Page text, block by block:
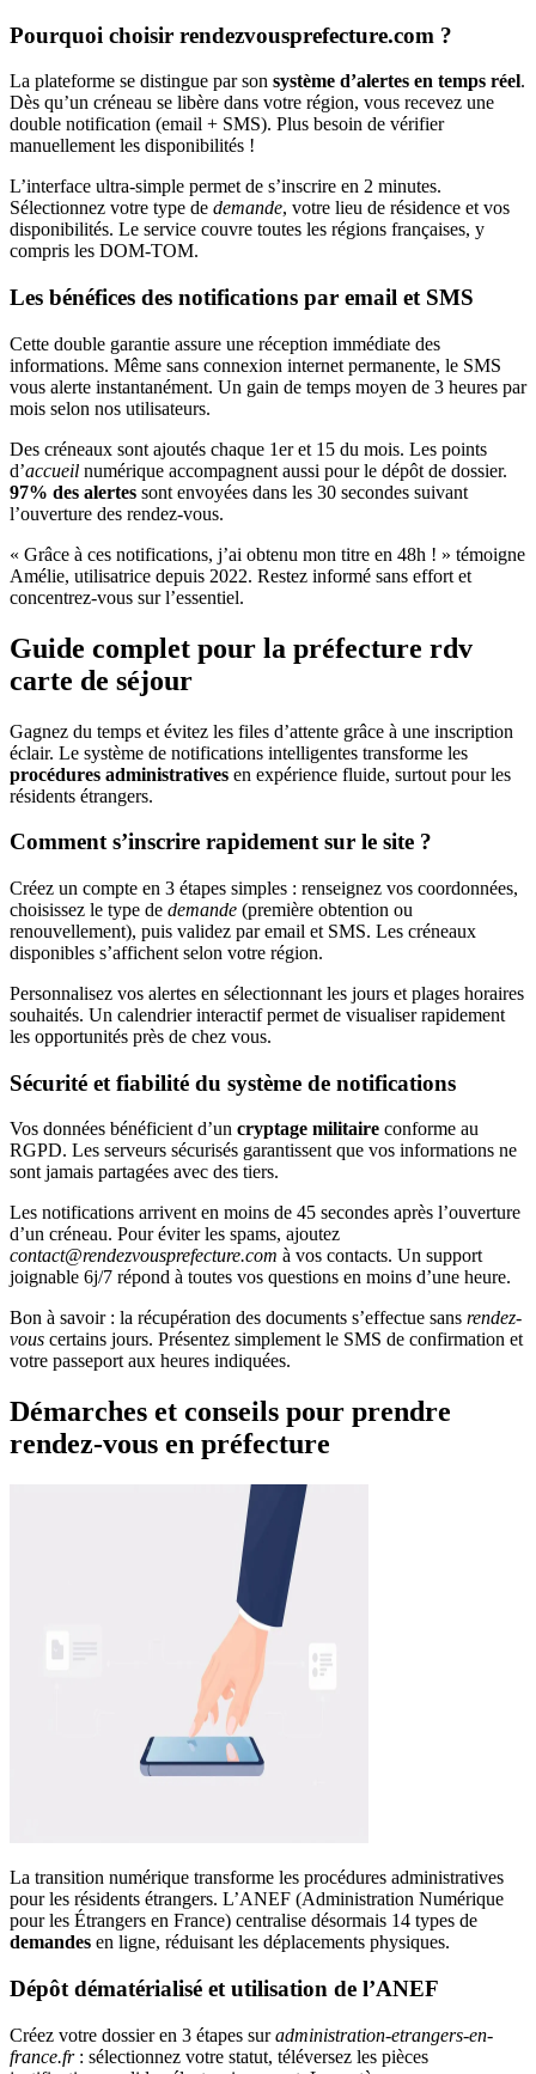
Pourquoi choisir rendezvousprefecture.com ?
La plateforme se distingue par son système d’alertes en temps réel.
Dès qu’un créneau se libère dans votre région, vous recevez une
double notification (email + SMS). Plus besoin de vérifier
manuellement les disponibilités !
L’interface ultra-simple permet de s’inscrire en 2 minutes.
Sélectionnez votre type de demande, votre lieu de résidence et vos
disponibilités. Le service couvre toutes les régions françaises, y
compris les DOM-TOM.
Les bénéfices des notifications par email et SMS
Cette double garantie assure une réception immédiate des
informations. Même sans connexion internet permanente, le SMS
vous alerte instantanément. Un gain de temps moyen de 3 heures par
mois selon nos utilisateurs.
Des créneaux sont ajoutés chaque 1er et 15 du mois. Les points
d’accueil numérique accompagnent aussi pour le dépôt de dossier.
97% des alertes sont envoyées dans les 30 secondes suivant
l’ouverture des rendez-vous.
« Grâce à ces notifications, j’ai obtenu mon titre en 48h ! » témoigne
Amélie, utilisatrice depuis 2022. Restez informé sans effort et
concentrez-vous sur l’essentiel.
Guide complet pour la préfecture rdv
carte de séjour
Gagnez du temps et évitez les files d’attente grâce à une inscription
éclair. Le système de notifications intelligentes transforme les
procédures administratives en expérience fluide, surtout pour les
résidents étrangers.
Comment s’inscrire rapidement sur le site ?
Créez un compte en 3 étapes simples : renseignez vos coordonnées,
choisissez le type de demande (première obtention ou
renouvellement), puis validez par email et SMS. Les créneaux
disponibles s’affichent selon votre région.
Personnalisez vos alertes en sélectionnant les jours et plages horaires
souhaités. Un calendrier interactif permet de visualiser rapidement
les opportunités près de chez vous.
Sécurité et fiabilité du système de notifications
Vos données bénéficient d’un cryptage militaire conforme au
RGPD. Les serveurs sécurisés garantissent que vos informations ne
sont jamais partagées avec des tiers.
Les notifications arrivent en moins de 45 secondes après l’ouverture
d’un créneau. Pour éviter les spams, ajoutez
contact@rendezvousprefecture.com à vos contacts. Un support
joignable 6j/7 répond à toutes vos questions en moins d’une heure.
Bon à savoir : la récupération des documents s’effectue sans rendez-
vous certains jours. Présentez simplement le SMS de confirmation et
votre passeport aux heures indiquées.
Démarches et conseils pour prendre
rendez-vous en préfecture
La transition numérique transforme les procédures administratives
pour les résidents étrangers. L’ANEF (Administration Numérique
pour les Étrangers en France) centralise désormais 14 types de
demandes en ligne, réduisant les déplacements physiques.
Dépôt dématérialisé et utilisation de l’ANEF
Créez votre dossier en 3 étapes suradministration-etrangers-en-
france.fr: sélectionnez votre statut, téléversez les pièces